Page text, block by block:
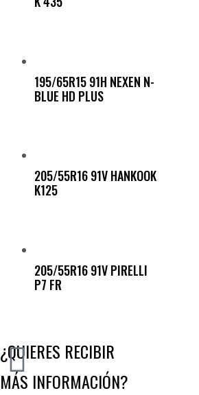
195/65R15 91H NEXEN N-
BLUE HD PLUS
205/55R16 91V HANKOOK
K125
205/55R16 91V PIRELLI
P7 FR
¿QUIERES RECIBIR
MÁS INFORMACIÓN?